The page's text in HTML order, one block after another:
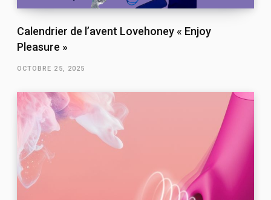
Calendrier de l’avent Lovehoney « Enjoy
Pleasure »
OCTOBRE 25, 2025